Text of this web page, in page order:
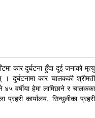
कार दुर्घटना हुँदा दुई जनाको मृत्यु
दुर्घटनामा कार चालककी श्रीमती
वर्षीया हेमा लामिछाने र चालकका
कार्यालय, सिन्धुलीका प्रहरी